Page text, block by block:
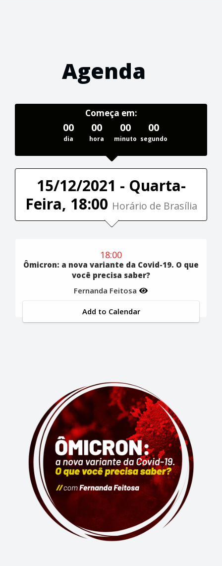
Agenda
Começa em:
00
dia
00
hora
00
minuto
00
segundo
15/12/2021 - Quarta-
Feira, 18:00 Horário de Brasília
18:00
Ômicron: a nova variante da Covid-19. O que
você precisa saber?
Fernanda Feitosa
Add to Calendar